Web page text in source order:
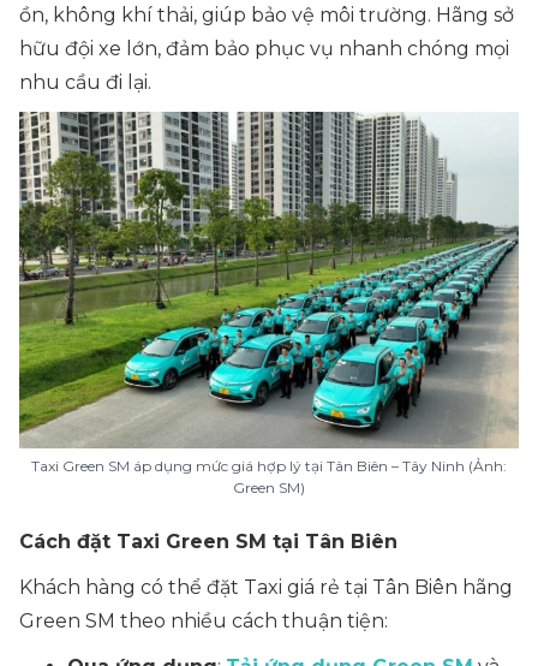
ồn, không khí thải, giúp bảo vệ môi trường. Hãng sở
hữu đội xe lớn, đảm bảo phục vụ nhanh chóng mọi
nhu cầu đi lại.
Taxi Green SM áp dụng mức giá hợp lý tại Tân Biên – Tây Ninh (Ảnh:
Green SM)
Cách đặt Taxi Green SM tại Tân Biên
Khách hàng có thể đặt Taxi giá rẻ tại Tân Biên hãng
Green SM theo nhiều cách thuận tiện: